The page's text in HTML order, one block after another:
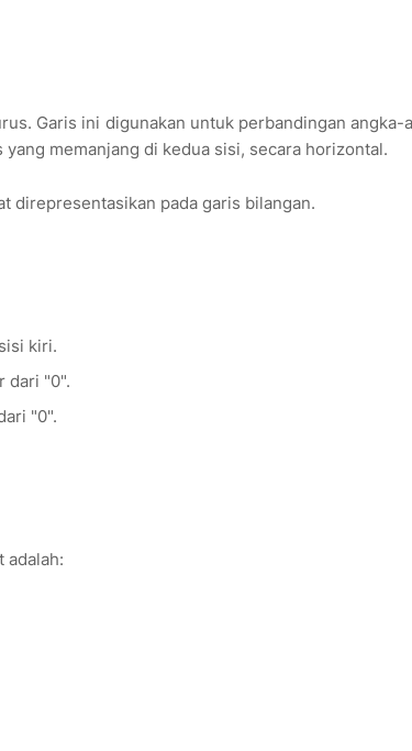
Garis ini digunakan untuk perbandingan angka-
memanjang di kedua sisi, secara horizontal.
direpresentasikan pada garis bilangan.
kiri.
dari "0".
"0".
adalah: